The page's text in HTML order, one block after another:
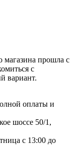
магазина прошла с
с
вариант.
оплаты и
шоссе 50/1,
с 13:00 до